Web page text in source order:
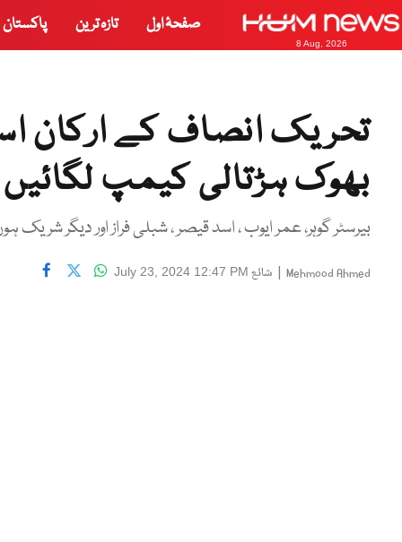
8 Aug, 2026
صفحۂ اول تازہ ترین پاکستان
تحریک انصاف کے ارکان
بھوک ہڑتالی کیمپ
بیرسٹر گوہر، عمر ایوب ، اسد قیصر ، شبلی فراز اور دیگر شریک
Mehmood Ahmed
| شائع July 23, 2024 12:47 PM